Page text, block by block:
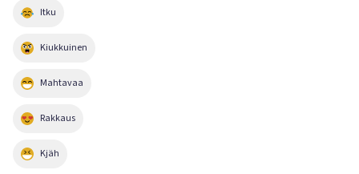
Itku
Kiukkuinen
Mahtavaa
Rakkaus
Kjäh